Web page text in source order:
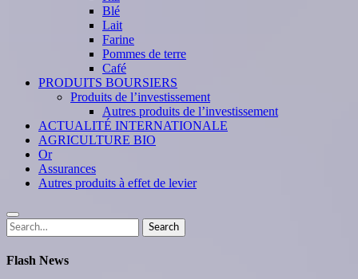
Blé
Lait
Farine
Pommes de terre
Café
PRODUITS BOURSIERS
Produits de l’investissement
Autres produits de l’investissement
ACTUALITÉ INTERNATIONALE
AGRICULTURE BIO
Or
Assurances
Autres produits à effet de levier
Search
for:
Search
Flash News